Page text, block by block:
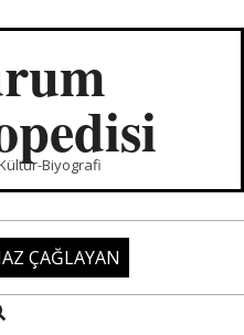
Biyografi
ÇAĞLAYAN